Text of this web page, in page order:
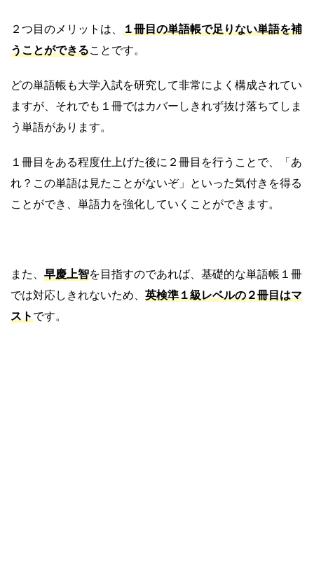
２つ目のメリットは、 １冊目の単語帳で足りない単語を補
うことができることです。
どの単語帳も大学入試を研究して非常によく構成されてい
ますが、それでも１冊ではカバーしきれず抜け落ちてしま
う単語があります。
１冊目をある程度仕上げた後に２冊目を行うことで、「あ
れ？この単語は見たことがないぞ」といった気付きを得る
ことができ、単語力を強化していくことができます。
また、 早慶上智を目指すのであれば、基礎的な単語帳１冊
では対応しきれないため、 英検準１級レベルの２冊目はマ
ストです。